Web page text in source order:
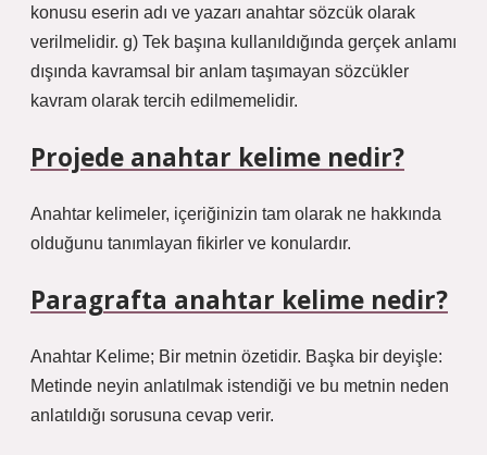
konusu eserin adı ve yazarı anahtar sözcük olarak
verilmelidir. g) Tek başına kullanıldığında gerçek anlamı
dışında kavramsal bir anlam taşımayan sözcükler
kavram olarak tercih edilmemelidir.
Projede anahtar kelime nedir?
Anahtar kelimeler, içeriğinizin tam olarak ne hakkında
olduğunu tanımlayan fikirler ve konulardır.
Paragrafta anahtar kelime nedir?
Anahtar Kelime; Bir metnin özetidir. Başka bir deyişle:
Metinde neyin anlatılmak istendiği ve bu metnin neden
anlatıldığı sorusuna cevap verir.